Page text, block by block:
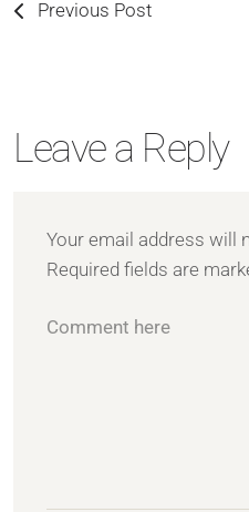
Previous Post
Leave a Reply
Your email address will
Required fields are